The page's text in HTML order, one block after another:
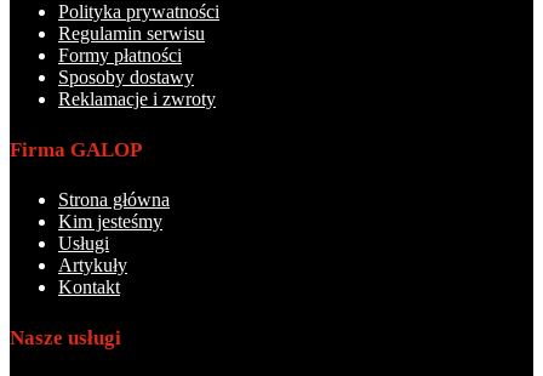
Polityka prywatności
Regulamin serwisu
Formy płatności
Sposoby dostawy
Reklamacje i zwroty
Firma GALOP
Strona główna
Kim jesteśmy
Usługi
Artykuły
Kontakt
Nasze usługi